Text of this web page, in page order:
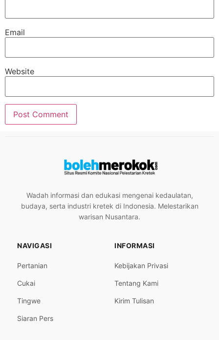
Email
Website
Wadah informasi dan edukasi mengenai kedaulatan,
budaya, serta industri kretek di Indonesia. Melestarikan
warisan Nusantara.
NAVIGASI
Pertanian
Cukai
Tingwe
Siaran Pers
INFORMASI
Kebijakan Privasi
Tentang Kami
Kirim Tulisan